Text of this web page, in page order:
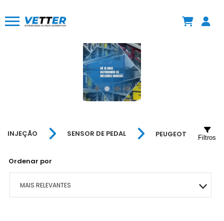
INJEÇÃO SENSOR DE PEDAL PEUGEOT
Ordenar por
MAIS RELEVANTES
Filtros